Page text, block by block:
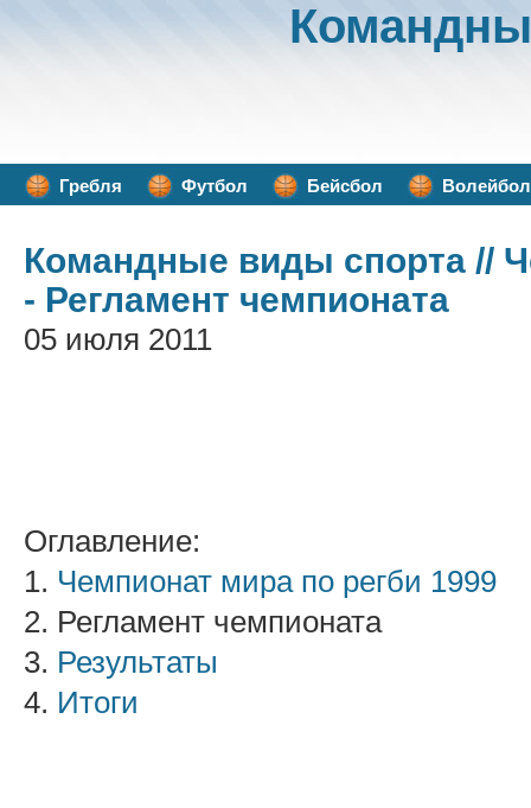
Гребля Футбол Бейсбол Волейбол
Командные виды спорта //
- Регламент чемпионата
05 июля 2011
Оглавление:
1. Чемпионат мира по регби 1999
2. Регламент чемпионата
3. Результаты
4. Итоги